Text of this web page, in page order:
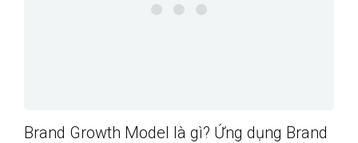
Brand Growth Model là gì? Ứng dụng Brand